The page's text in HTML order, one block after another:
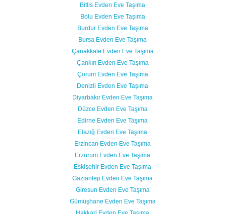
Bitlis Evden Eve Taşıma
Bolu Evden Eve Taşıma
Burdur Evden Eve Taşıma
Bursa Evden Eve Taşıma
Çanakkale Evden Eve Taşıma
Çankırı Evden Eve Taşıma
Çorum Evden Eve Taşıma
Denizli Evden Eve Taşıma
Diyarbakır Evden Eve Taşıma
Düzce Evden Eve Taşıma
Edirne Evden Eve Taşıma
Elazığ Evden Eve Taşıma
Erzincan Evden Eve Taşıma
Erzurum Evden Eve Taşıma
Eskişehir Evden Eve Taşıma
Gaziantep Evden Eve Taşıma
Giresun Evden Eve Taşıma
Gümüşhane Evden Eve Taşıma